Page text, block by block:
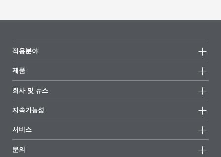
적용분야
제품
모든제품
하이라이트
회사 및 뉴스
뉴스
언론 및 미디어
소재지 및 판매점
지속가능성
지속가능한 제품
성공 사례
서비스
문의